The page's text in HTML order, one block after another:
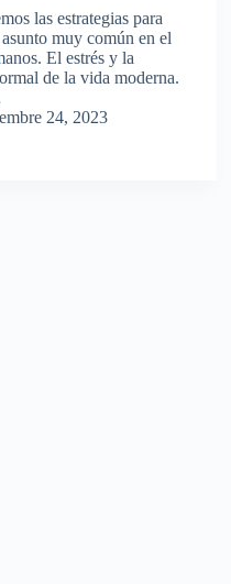
las estrategias para
muy común en el
El estrés y la
de la vida moderna.
24, 2023